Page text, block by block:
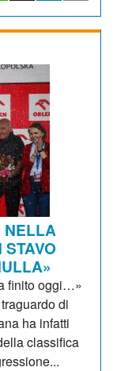
NELLA
STAVO
finito oggi…»
di
ha infatti
classifica